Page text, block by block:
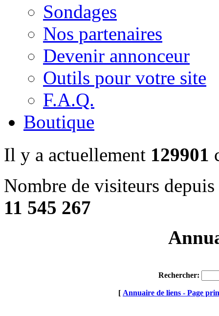
Sondages
Nos partenaires
Devenir annonceur
Outils pour votre site
F.A.Q.
Boutique
Il y a actuellement 129901
Nombre de visiteurs
11 545 267
Rechercher:
[ Annuaire de liens - Page